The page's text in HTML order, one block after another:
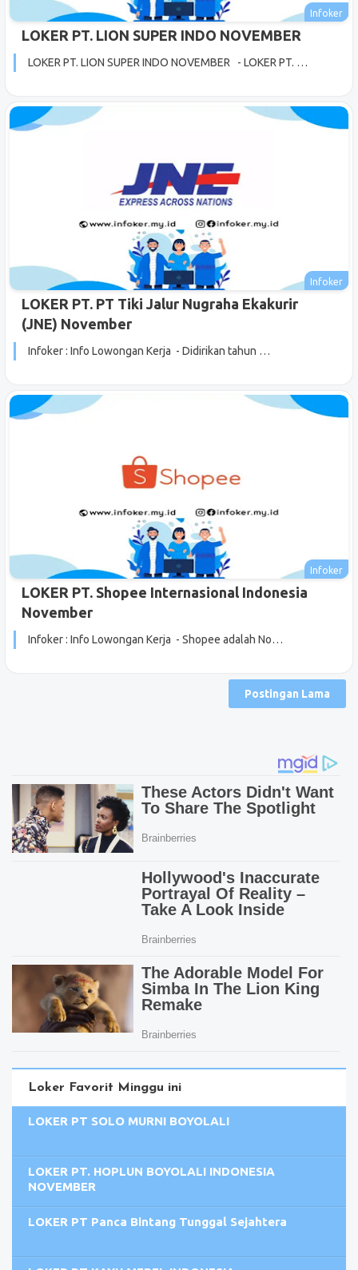
LOKER PT. LION SUPER INDO NOVEMBER
LOKER PT. LION SUPER INDO NOVEMBER - LOKER PT. …
LOKER PT. PT Tiki Jalur Nugraha Ekakurir
(JNE) November
Infoker : Info Lowongan Kerja - Didirikan tahun …
LOKER PT. Shopee Internasional Indonesia
November
Infoker : Info Lowongan Kerja - Shopee adalah No…
Postingan Lama
Loker Favorit Minggu ini
LOKER PT SOLO MURNI BOYOLALI
LOKER PT. HOPLUN BOYOLALI INDONESIA
NOVEMBER
LOKER PT Panca Bintang Tunggal Sejahtera